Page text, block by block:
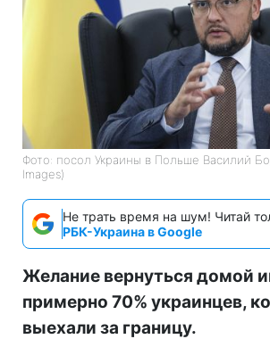
Фото: посол Украины в Польше Василий
Images)
Не трать время на шум! Читай
РБК-Украина в Google
Желание вернуться домой
примерно 70% украинцев,
выехали за границу.